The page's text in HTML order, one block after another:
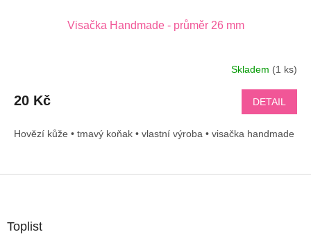
Visačka Handmade - průměr 26 mm
Skladem (1 ks)
20 Kč DETAIL
Hovězí kůže • tmavý koňak • vlastní výroba • visačka handmade
Toplist